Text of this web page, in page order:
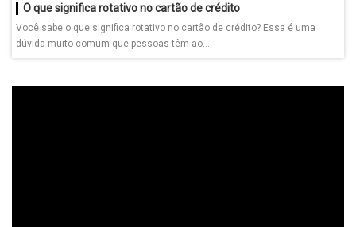
O que significa rotativo no cartão de crédito
Você sabe o que significa rotativo no cartão de crédito? Essa é uma
dúvida muito comum que pessoas têm ao...